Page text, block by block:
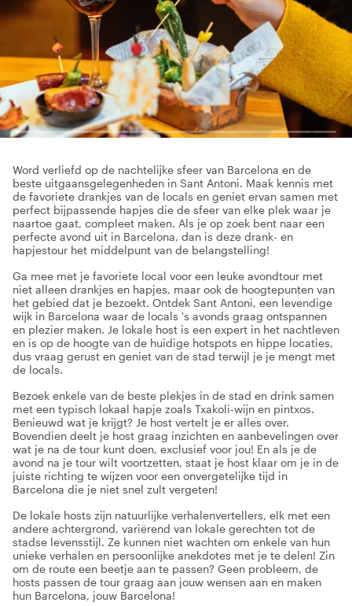
Word verliefd op de nachtelijke sfeer van Barcelona en de
beste uitgaansgelegenheden in Sant Antoni. Maak kennis met
de favoriete drankjes van de locals en geniet ervan samen met
perfect bijpassende hapjes die de sfeer van elke plek waar je
naartoe gaat, compleet maken. Als je op zoek bent naar een
perfecte avond uit in Barcelona, dan is deze drank- en
hapjestour het middelpunt van de belangstelling!
Ga mee met je favoriete local voor een leuke avondtour met
niet alleen drankjes en hapjes, maar ook de hoogtepunten van
het gebied dat je bezoekt. Ontdek Sant Antoni, een levendige
wijk in Barcelona waar de locals 's avonds graag ontspannen
en plezier maken. Je lokale host is een expert in het nachtleven
en is op de hoogte van de huidige hotspots en hippe locaties,
dus vraag gerust en geniet van de stad terwijl je je mengt met
de locals.
Bezoek enkele van de beste plekjes in de stad en drink samen
met een typisch lokaal hapje zoals Txakoli-wijn en pintxos.
Benieuwd wat je krijgt? Je host vertelt je er alles over.
Bovendien deelt je host graag inzichten en aanbevelingen over
wat je na de tour kunt doen, exclusief voor jou! En als je de
avond na je tour wilt voortzetten, staat je host klaar om je in de
juiste richting te wijzen voor een onvergetelijke tijd in
Barcelona die je niet snel zult vergeten!
De lokale hosts zijn natuurlijke verhalenvertellers, elk met een
andere achtergrond, variërend van lokale gerechten tot de
stadse levensstijl. Ze kunnen niet wachten om enkele van hun
unieke verhalen en persoonlijke anekdotes met je te delen! Zin
om de route een beetje aan te passen? Geen probleem, de
hosts passen de tour graag aan jouw wensen aan en maken
hun Barcelona, jouw Barcelona!